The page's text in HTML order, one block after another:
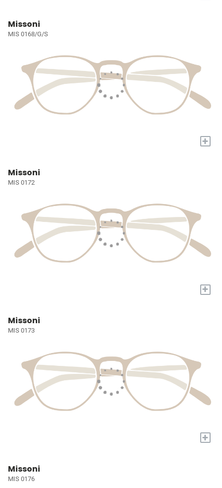
Missoni
MIS 0168/G/S
+
Missoni
MIS 0172
+
Missoni
MIS 0173
+
Missoni
MIS 0176